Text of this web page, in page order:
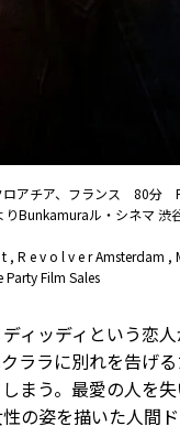
アチア、フランス 80分
Bunkamuraル・シネマ 渋
, R e v o l v e r Amsterdam
Film Sales
ィッディという恋
ララに別れを告げ
まう。最愛の人を
の姿を描いた人間ド